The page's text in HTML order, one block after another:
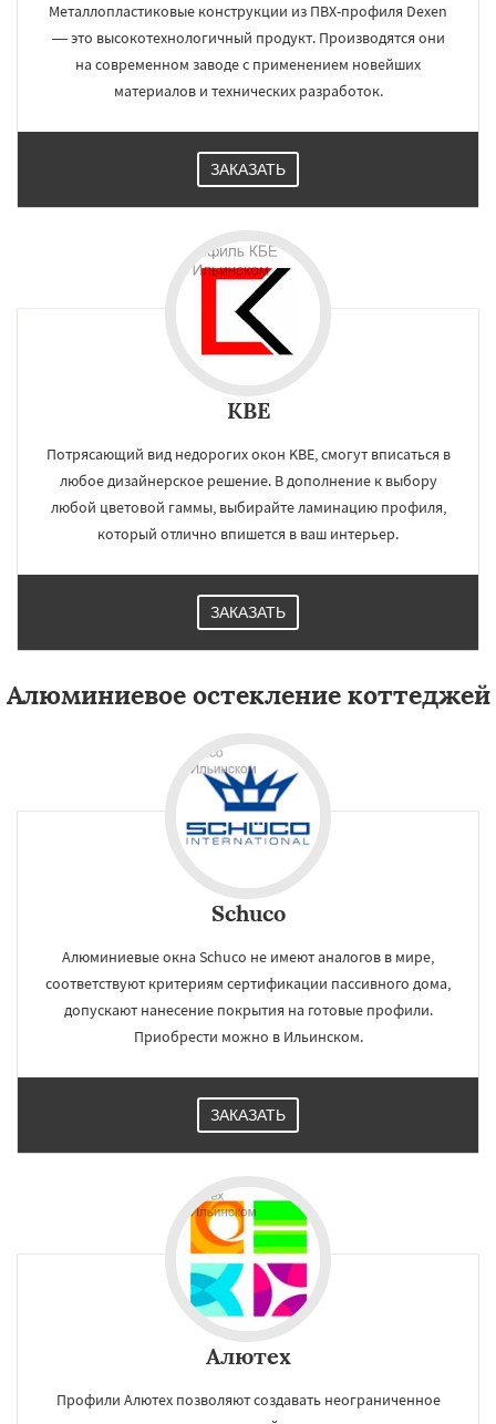
Металлопластиковые конструкции из ПВХ-профиля Dexen
— это высокотехнологичный продукт. Производятся они
на современном заводе с применением новейших
материалов и технических разработок.
ЗАКАЗАТЬ
KBE
Потрясающий вид недорогих окон KBE, смогут вписаться в
любое дизайнерское решение. В дополнение к выбору
любой цветовой гаммы, выбирайте ламинацию профиля,
который отлично впишется в ваш интерьер.
ЗАКАЗАТЬ
Алюминиевое остекление коттеджей
Schuco
Алюминиевые окна Schuco не имеют аналогов в мире,
соответствуют критериям сертификации пассивного дома,
допускают нанесение покрытия на готовые профили.
Приобрести можно в Ильинском.
ЗАКАЗАТЬ
Алютех
Профили Алютех позволяют создавать неограниченное